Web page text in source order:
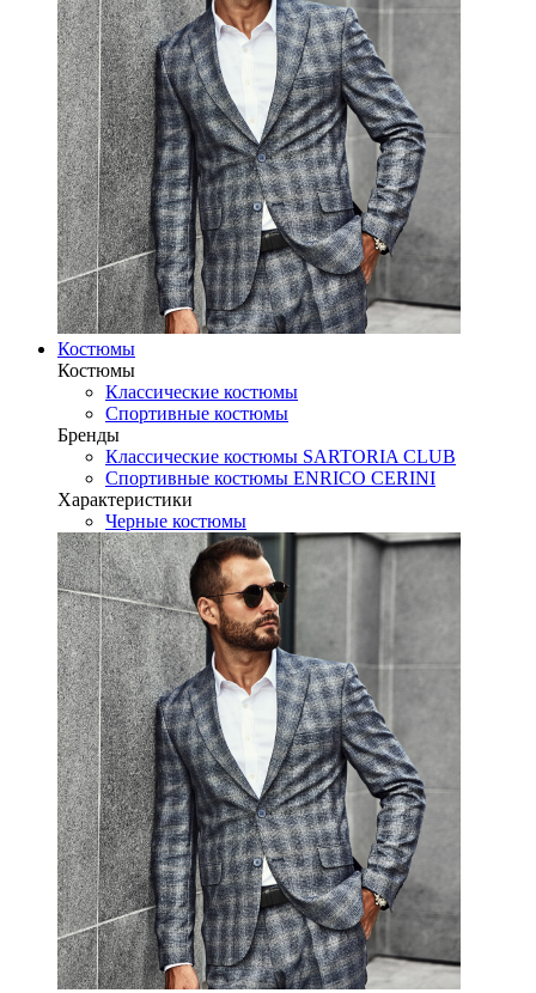
Костюмы
Костюмы
Классические костюмы
Спортивные костюмы
Бренды
Классические костюмы SARTORIA CLUB
Спортивные костюмы ENRICO CERINI
Характеристики
Черные костюмы